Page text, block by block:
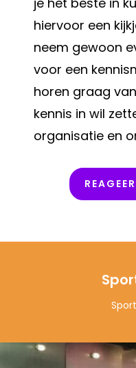
hiervoor een
neem gewoon
voor een
horen graag
kennis in wil
organisatie en